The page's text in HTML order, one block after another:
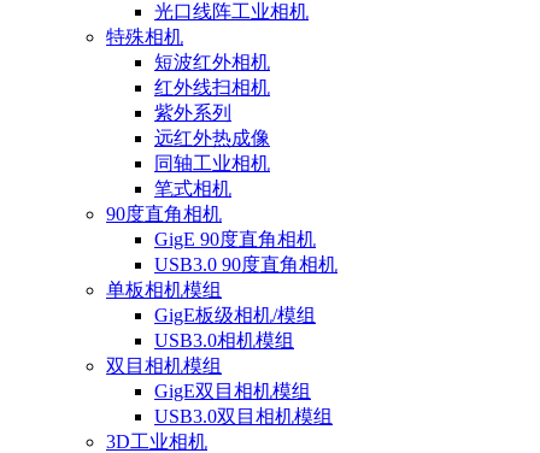
光口线阵工业相机
特殊相机
短波红外相机
红外线扫相机
紫外系列
远红外热成像
同轴工业相机
笔式相机
90度直角相机
GigE 90度直角相机
USB3.0 90度直角相机
单板相机模组
GigE板级相机/模组
USB3.0相机模组
双目相机模组
GigE双目相机模组
USB3.0双目相机模组
3D工业相机